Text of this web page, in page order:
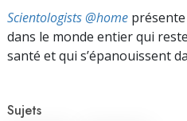
Scientologists @home
dans le monde entier qui
santé et qui s’épanouissent
Sujets